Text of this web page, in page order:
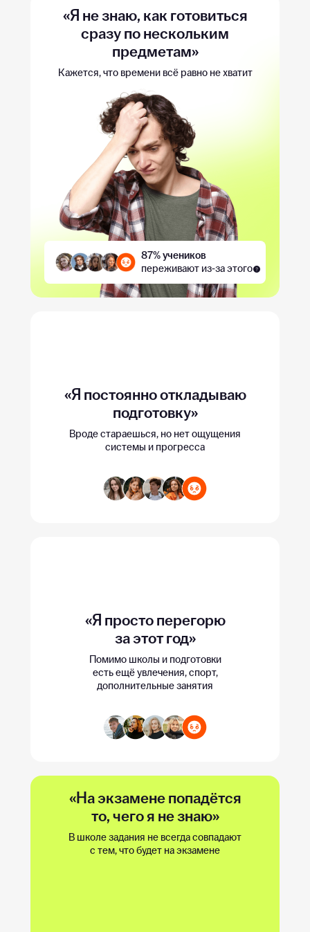
«Я не знаю, как готовиться
сразу по нескольким
предметам»
«Я постоянно откладываю
подготовку»
«Я просто перегорю
за этот год»
«На экзамене попадётся
то, чего я не знаю»
Кажется, что времени всё равно не хватит
Вроде стараешься, но нет ощущения
системы и прогресса
Помимо школы и подготовки
есть ещё увлечения, спорт,
дополнительные занятия
В школе задания не всегда совпадают
с тем, что будет на экзамене
87% учеников
переживают из-за этого